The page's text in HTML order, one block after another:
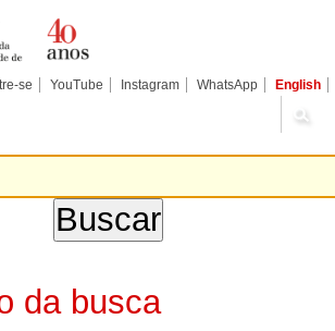
se YouTube Instagram WhatsApp English
da busca